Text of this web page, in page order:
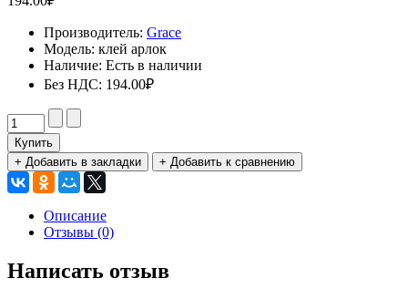
Производитель: Grace
Модель: клей арлок
Наличие: Есть в наличии
Без НДС: 194.00₽
Купить
+ Добавить в закладки
+ Добавить к сравнению
Описание
Отзывы (0)
Написать отзыв